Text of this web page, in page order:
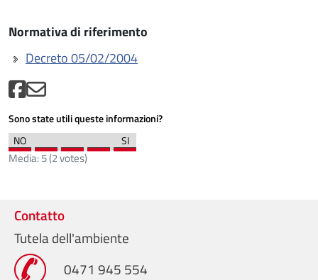
Normativa di riferimento
Decreto 05/02/2004
Sono state utili queste informazioni?
Media:5(2votes)
Contatto
Tutela dell'ambiente
0471 945 554